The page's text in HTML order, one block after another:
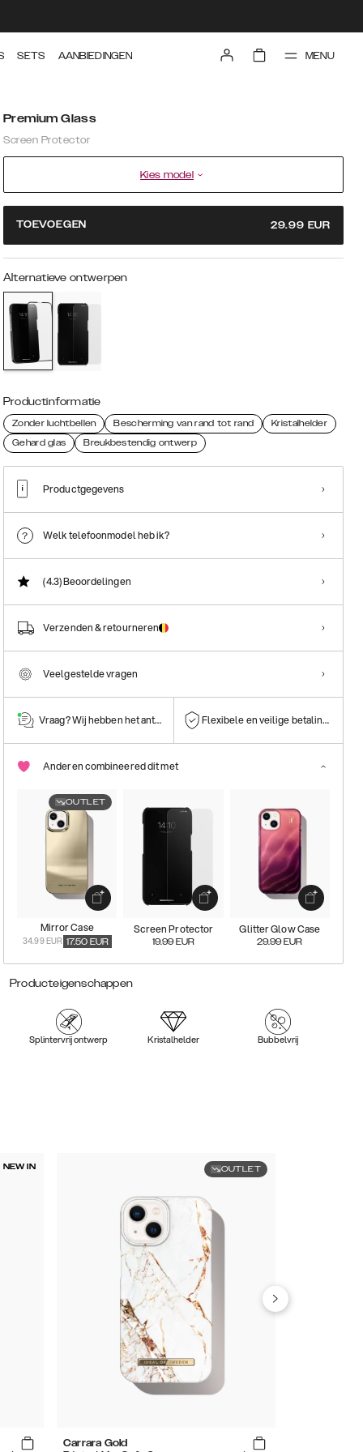
SETS AANBIEDINGEN MENU
Premium Glass
Screen Protector
Kies model
TOEVOEGEN 29.99 EUR
Alternatieve ontwerpen
Productinformatie
Zonder luchtbellen Bescherming van rand tot rand
Kristalhelder
Gehard glas
Breukbestendig ontwerp
Productgegevens
Welk telefoonmodel heb ik?
(4.3)Beoordelingen
Verzenden & retourneren
Veelgestelde vragen
Vraag? Wij hebben het antwoord! Flexibele en veilige betalingen
Anderen combineered dit met
OUTLET
Mirror Case
34.99 EUR 17.50 EUR
Screen Protector
19.99 EUR
Glitter Glow Case
29.99 EUR
Producteigenschappen
Splintervrij ontwerp Kristalhelder Bubbelvrij
NEW IN OUTLET
Carrara Gold